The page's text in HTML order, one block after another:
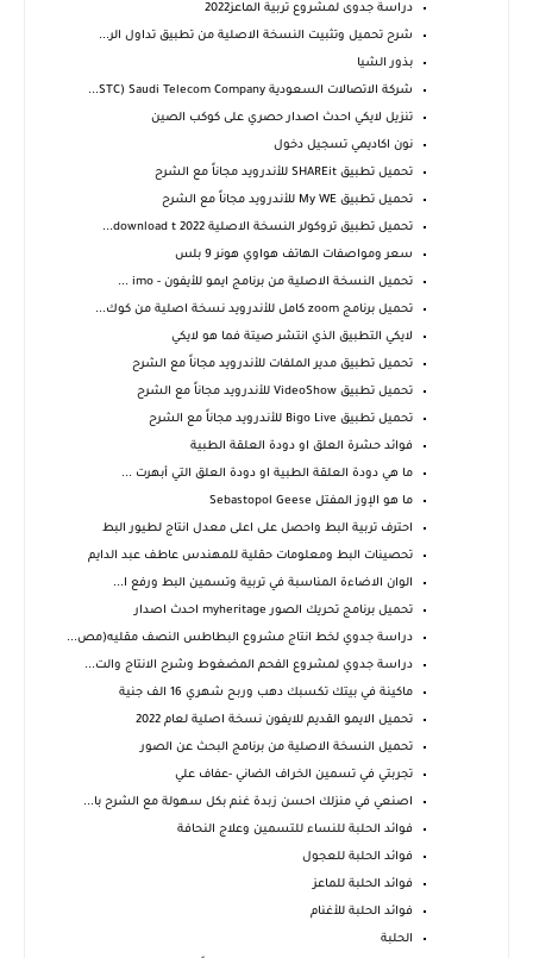
دراسة جدوى لمشروع تربية الماعز2022
شرح تحميل وتثبيت النسخة الاصلية من تطبيق تداول الر...
بذور الشيا
شركة الاتصالات السعودية STC) Saudi Telecom Company...
تنزيل لايكي احدث اصدار حصري على كوكب الصين
نون اكاديمي تسجيل دخول
تحميل تطبيق SHAREit للأندرويد مجاناً مع الشرح
تحميل تطبيق My WE‏‏ للأندرويد مجاناً مع الشرح
تحميل تطبيق تروكولر النسخة الاصلية 2022 download t...
سعر ومواصفات الهاتف هواوي هونر 9 بلس
تحميل النسخة الاصلية من برنامج ايمو للأيفون - imo ...
تحميل برنامج zoom كامل للأندرويد نسخة اصلية من كوك...
لايكي التطبيق الذي انتشر صيتة فما هو لايكي
تحميل تطبيق مدير الملفات للأندرويد مجاناً مع الشرح
تحميل تطبيق VideoShow‏ للأندرويد مجاناً مع الشرح
تحميل تطبيق Bigo Live للأندرويد مجاناً مع الشرح
فوائد حشرة العلق او دودة العلقة الطبية
ما هي دودة العلقة الطبية او دودة العلق التي أبهرت ...
ما هو الإوز المفتل Sebastopol Geese
احترف تربية البط واحصل على اعلى معدل انتاج لطيور البط
تحصينات البط ومعلومات حقلية للمهندس عاطف عبد الدايم
الوان الاضاءة المناسبة في تربية وتسمين البط ورفع ا...
تحميل برنامج تحريك الصور myheritage احدث اصدار
دراسة جدوي لخط انتاج مشروع البطاطس النصف مقليه(مص...
دراسة جدوي لمشروع الفحم المضغوط وشرح الانتاج والت...
ماكينة في بيتك تكسبك دهب وربح شهري 16 الف جنية
تحميل الايمو القديم للايفون نسخة اصلية لعام 2022
تحميل النسخة الاصلية من برنامج البحث عن الصور
تجربتي في تسمين الخراف الضاني -عفاف علي
اصنعي في منزلك احسن زبدة غنم بكل سهولة مع الشرح با...
فوائد الحلبة للنساء للتسمين وعلاج النحافة
فوائد الحلبة للعجول
فوائد الحلبة للماعز
فوائد الحلبة للأغنام
الحلبة